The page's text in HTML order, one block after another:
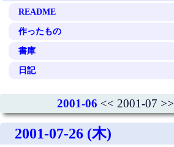
README
作ったもの
書庫
日記
2001-06 << 2001-07 >>
2001-07-26 (木)